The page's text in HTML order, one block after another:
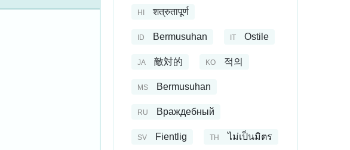
HI शत्रुतापूर्ण
ID Bermusuhan IT Ostile
JA 敵対的 KO 적의
MS Bermusuhan
RU Враждебный
SV Fientlig TH ไม่เป็นมิตร